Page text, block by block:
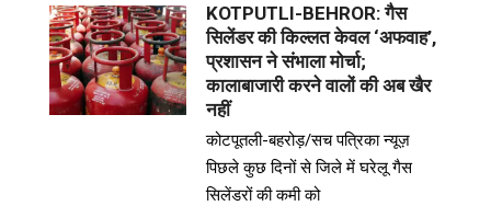
KOTPUTLI-BEHROR: गैस
सिलेंडर की किल्लत केवल ‘अफवाह’,
प्रशासन ने संभाला मोर्चा;
कालाबाजारी करने वालों की अब खैर
नहीं
कोटपूतली-बहरोड़/सच पत्रिका न्यूज़
पिछले कुछ दिनों से जिले में घरेलू गैस
सिलेंडरों की कमी को